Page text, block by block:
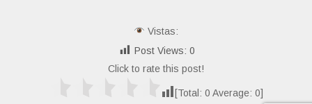
Vistas:
Post Views: 0
Click to rate this post!
[Total: 0 Average: 0]